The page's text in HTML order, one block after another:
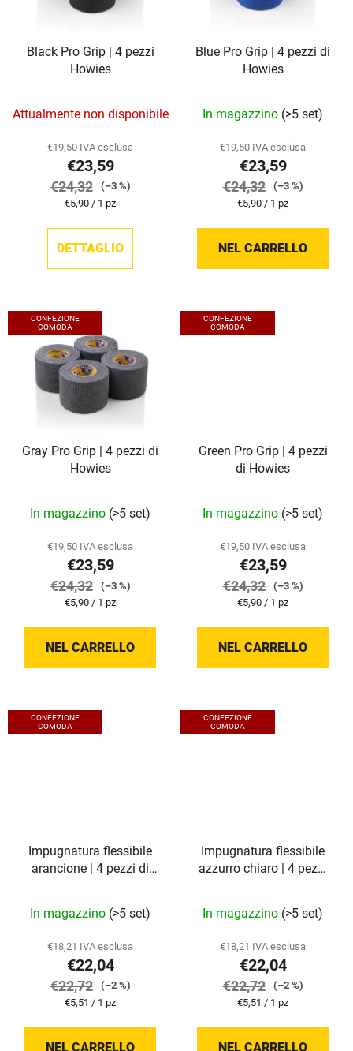
o
r
Black Pro Grip | 4 pezzi
Howies
Attualmente non disponibile
€19,50 IVA esclusa
€23,59
€24,32
(–3 %)
Prezzo
misura:
€5,90 / 1 pz
DETTAGLIO
Blue Pro Grip | 4 pezzi di
Howies
In magazzino (>5 set)
€19,50 IVA esclusa
€23,59
€24,32
(–3 %)
Prezzo
misura:
€5,90 / 1 pz
NEL CARRELLO
CONFEZIONE
COMODA
Gray Pro Grip | 4 pezzi di
Howies
In magazzino (>5 set)
€19,50 IVA esclusa
€23,59
€24,32
(–3 %)
Prezzo
misura:
€5,90 / 1 pz
NEL CARRELLO
CONFEZIONE
COMODA
Green Pro Grip | 4 pezzi
di Howies
In magazzino (>5 set)
€19,50 IVA esclusa
€23,59
€24,32
(–3 %)
Prezzo
misura:
€5,90 / 1 pz
NEL CARRELLO
CONFEZIONE
COMODA
Impugnatura flessibile
arancione | 4 pezzi di
In magazzino (>5 set)
€18,21 IVA esclusa
€22,04
€22,72
(–2 %)
Prezzo
misura:
€5,51 / 1 pz
NEL CARRELLO
CONFEZIONE
COMODA
Impugnatura flessibile
azzurro chiaro | 4 pezzi
In magazzino (>5 set)
€18,21 IVA esclusa
€22,04
€22,72
(–2 %)
Prezzo
misura:
€5,51 / 1 pz
NEL CARRELLO